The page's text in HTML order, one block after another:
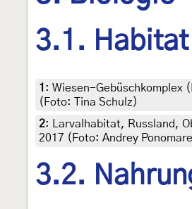
3.1. Habitat
1 : Wiesen-Gebüschkomplex
(Foto: Tina Schulz)
2: Larvalhabitat, Russland,
2017 (Foto: Andrey
3.2.